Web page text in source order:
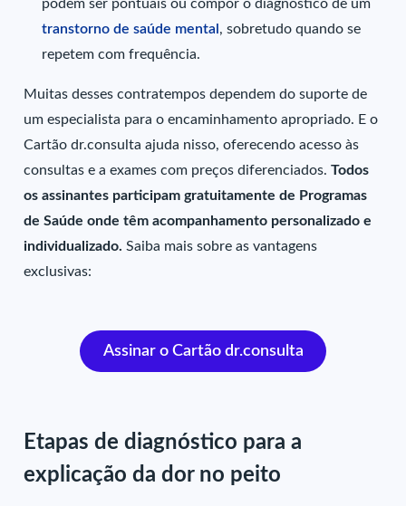
podem ser pontuais ou compor o diagnóstico de um
transtorno de saúde mental , sobretudo quando se
repetem com frequência.
Muitas desses contratempos dependem do suporte de
um especialista para o encaminhamento apropriado. E o
Cartão dr.consulta ajuda nisso, oferecendo acesso às
consultas e a exames com preços diferenciados.Todos
os assinantes participam gratuitamente de Programas
de Saúde onde têm acompanhamento personalizado e
individualizado. Saiba mais sobre as vantagens
exclusivas:
Assinar o Cartão dr.consulta
Etapas de diagnóstico para a
explicação da dor no peito